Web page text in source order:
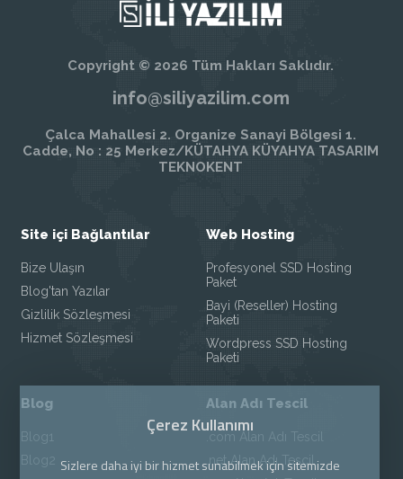
Copyright © 2026 Tüm Hakları Saklıdır.
info@siliyazilim.com
Çalca Mahallesi 2. Organize Sanayi Bölgesi 1.
Cadde, No : 25 Merkez/KÜTAHYA KÜYAHYA TASARIM
TEKNOKENT
Site içi Bağlantılar
Bize Ulaşın
Blog'tan Yazılar
Gizlilik Sözleşmesi
Hizmet Sözleşmesi
Web Hosting
Profesyonel SSD Hosting
Paket
Bayi (Reseller) Hosting
Paketi
Wordpress SSD Hosting
Paketi
Blog
Blog1
Blog2
Alan Adı Tescil
.com Alan Adı Tescil
.net Alan Adı Tescil
Çerez Kullanımı
Sizlere daha iyi bir hizmet sunabilmek için sitemizde